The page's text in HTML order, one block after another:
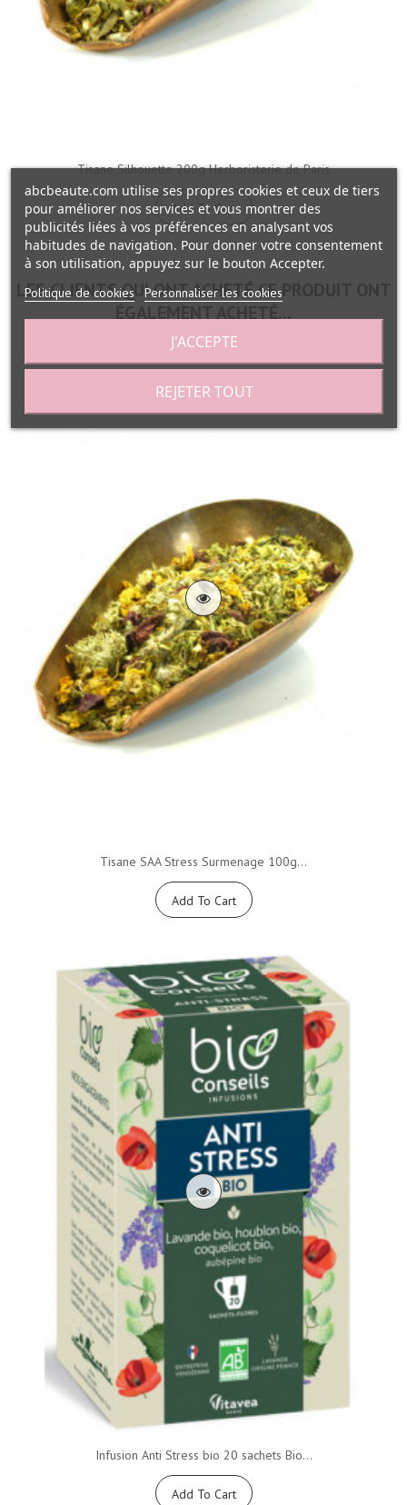
Tisane Silhouette 200g Herboristerie de Paris
Add To Cart
LES CLIENTS QUI ONT ACHETÉ CE PRODUIT ONT
Tisane SAA Stress Surmenage 100g...
Add To Cart
Infusion Anti Stress bio 20 sachets Bio...
Add To Cart
abcbeaute.com utilise ses propres cookies et ceux de tiers
pour améliorer nos services et vous montrer des
publicités liées à vos préférences en analysant vos
habitudes de navigation. Pour donner votre consentement
à son utilisation, appuyez sur le bouton Accepter.
Politique de cookies Personnaliser les cookies
REJETER TOUT
J'ACCEPTE